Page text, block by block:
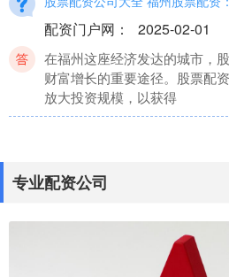
配资门户网 ： 2025-02-01
在福州这座经济发达的城市，
财富增长的重要途径。股票配
放大投资规模，以获得
网上配资开户
积累财富的热门选择。通过股
松入市，利用杠杆效应
专业配资公司